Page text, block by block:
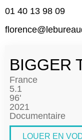
01 40 13 98 09
BIGGER
France
5.1
96'
2021
Documentaire
LOUER EN